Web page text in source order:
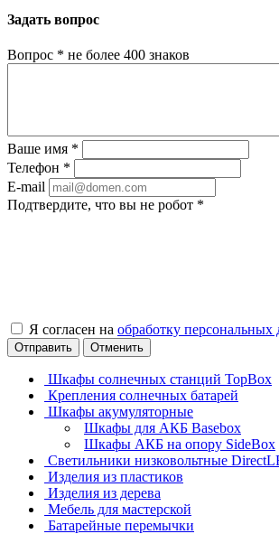
Задать вопрос
Вопрос * не более 400 знаков
Ваше имя *
Телефон *
E-mail
Подтвердите, что вы не робот *
Я согласен на обработку персональных
Отправить Отменить
Шкафы солнечных станций TopBox
Крепления солнечных батарей
Шкафы акумуляторные
Шкафы для АКБ Basebox
Шкафы АКБ на опору SideBox
Светильники низковольтные
Изделия из пластиков
Изделия из дерева
Мебель для мастерской
Батарейные перемычки